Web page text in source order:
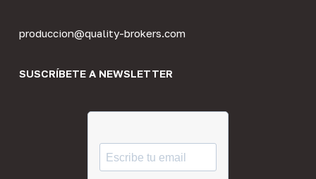
produccion@quality-brokers.com
SUSCRÍBETE A NEWSLETTER